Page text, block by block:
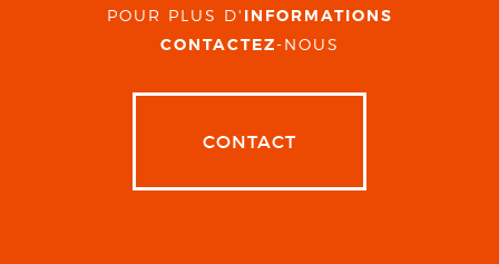
POUR PLUS D' INFORMATIONS
CONTACTEZ-NOUS
CONTACT